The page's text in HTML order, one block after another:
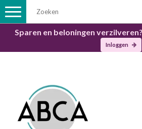
Sparen en beloningen
Inloggen
Toggle
navigation